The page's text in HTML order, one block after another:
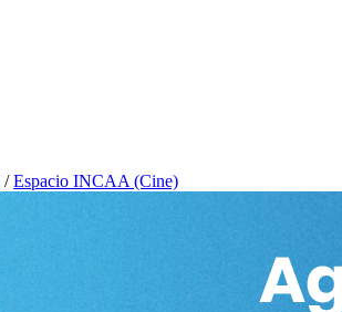
/Espacio INCAA (Cine)